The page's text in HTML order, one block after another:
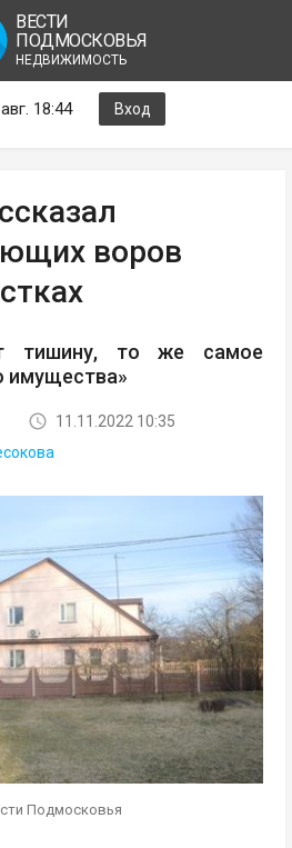
ВЕСТИ
ПОДМОСКОВЬЯ
НЕДВИЖИМОСТЬ
18:44 Вход
воров
тишину, то же самое
имущества»
11.11.2022 10:35
Подмосковья